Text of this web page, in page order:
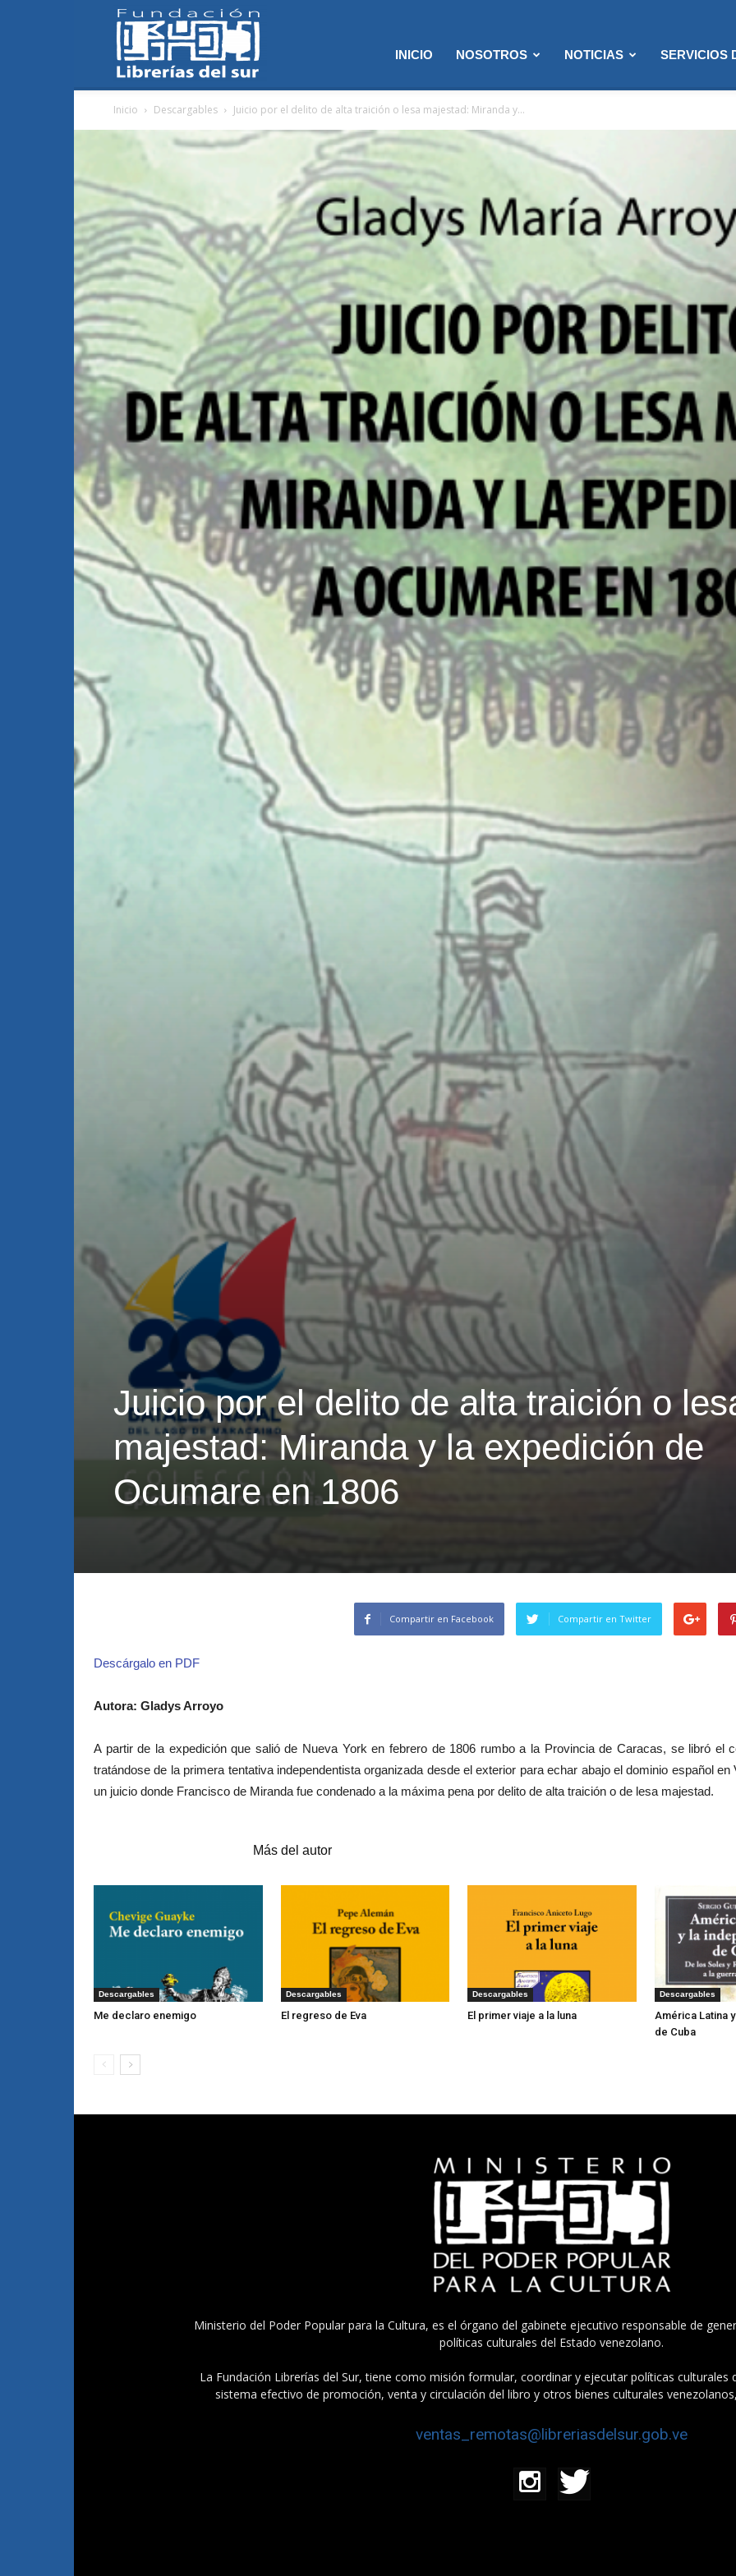
Librerías
del
Sur
INICIO NOSOTROS NOTICIAS SERVICIOS
Inicio Descargables Juicio por el delito de alta traición o lesa majestad: Miranda y...
Juicio por el delito de alta traición o
majestad: Miranda y la expedición de
Ocumare en 1806
Compartir en Facebook Compartir en Twitter
Descárgalo en PDF
Autora: Gladys Arroyo
A partir de la expedición que salió de Nueva York en febrero de 1806 rumbo a la Provincia de Caracas, se libró el
tratándose de la primera tentativa independentista organizada desde el exterior para echar abajo el dominio español
un juicio donde Francisco de Miranda fue condenado a la máxima pena por delito de alta traición o de lesa majestad.
Más del autor
Descargables
Me declaro enemigo
Descargables
El regreso de Eva
Descargables
El primer viaje a la luna
Descargables
América Latina
de Cuba
Ministerio del Poder Popular para la Cultura, es el órgano del gabinete ejecutivo responsable de
políticas culturales del Estado venezolano.
La Fundación Librerías del Sur, tiene como misión formular, coordinar y ejecutar políticas culturales
sistema efectivo de promoción, venta y circulación del libro y otros bienes culturales
ventas_remotas@libreriasdelsur.gob.ve